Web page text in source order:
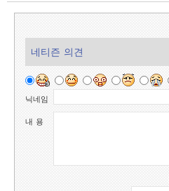
네티즌 의견
닉네임
내 용